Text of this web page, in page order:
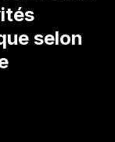
selon